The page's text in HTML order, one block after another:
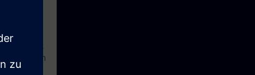
kostnad.
sedan